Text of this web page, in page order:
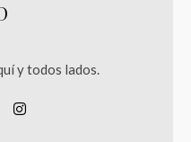
y todos lados.